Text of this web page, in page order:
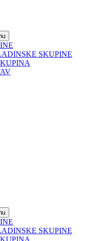
SKUPINE
SKUPINE